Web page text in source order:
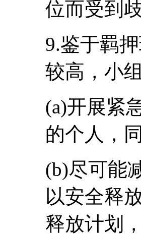
位而受到歧
9.鉴于羁
较高，小
(a)开展紧
的个人，
(b)尽可能
以安全释
释放计划